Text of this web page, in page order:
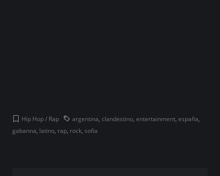
Hip Hop / Rap argentina, clandestino, entertainment, españa,
gabanna, latino, rap, rock, sofia